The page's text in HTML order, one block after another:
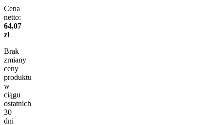
Cena
netto:
64,07
zł
Brak
zmiany
ceny
produktu
w
ciągu
ostatnich
30
dni